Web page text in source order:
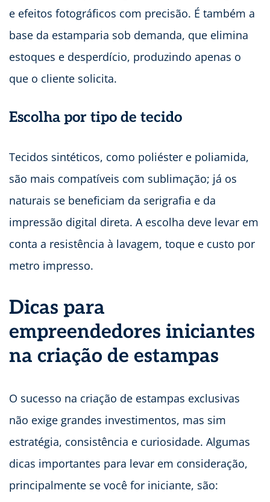
e efeitos fotográficos com precisão. É também a
base da estamparia sob demanda, que elimina
estoques e desperdício, produzindo apenas o
que o cliente solicita.
Escolha por tipo de tecido
Tecidos sintéticos, como poliéster e poliamida,
são mais compatíveis com sublimação; já os
naturais se beneficiam da serigrafia e da
impressão digital direta. A escolha deve levar em
conta a resistência à lavagem, toque e custo por
metro impresso.
Dicas para
empreendedores iniciantes
na criação de estampas
O sucesso na criação de estampas exclusivas
não exige grandes investimentos, mas sim
estratégia, consistência e curiosidade. Algumas
dicas importantes para levar em consideração,
principalmente se você for iniciante, são: